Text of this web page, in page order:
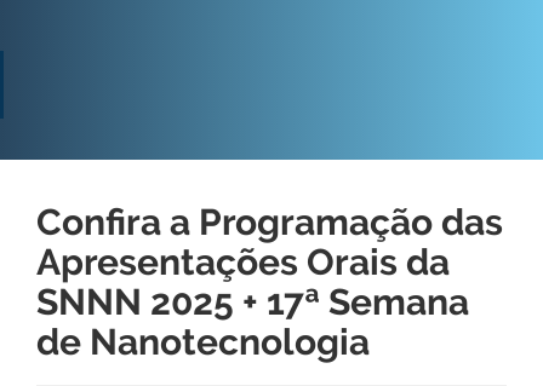
Confira a Programação das
Apresentações Orais da
SNNN 2025 + 17ª Semana
de Nanotecnologia